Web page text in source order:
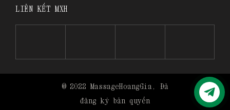
LIÊN KẾT MXH
© 2022 MassageHoangGia , Đã
đăng ký bản quyền